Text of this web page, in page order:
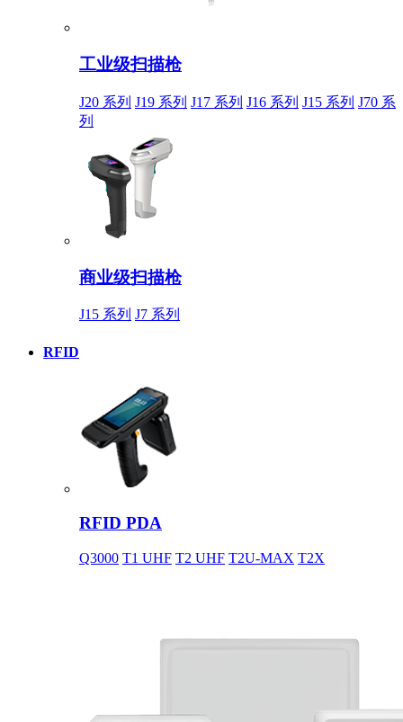
工业级扫描枪
J20 系列 J19 系列 J17 系列 J16 系列 J15 系列 J70 系
列
商业级扫描枪
J15 系列 J7 系列
RFID
RFID PDA
Q3000 T1 UHF T2 UHF T2U-MAX T2X